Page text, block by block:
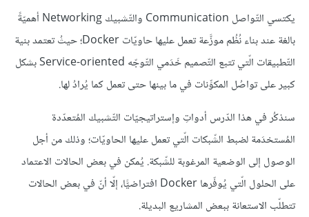
يكتسي التّواصل Communication والتّشبيك Networking أهميّةً
بالغة عند بناء نُظُم موزَّعة تعمل عليها حاويّات Docker؛ حيثُ تعتمد بنية
التّطبيقات الّتي تتبع التّصميم خَدَمي التّوجّه Service-oriented بشكل
كبير على تواصُل المكوِّنات في ما بينها حتى تعمل كما يُرادُ لها.
سنذكُر في هذا الدّرس أدواتِ وإستراتيجيّات التّشبيك المُتعدّدة
المُستخدَمة لضبط الشّبكات الّتي تعمل عليها الحاويّات؛ وذلك من أجل
الوصول إلى الوضعية المرغوبة للشّبكة. يُمكن في بعض الحالات الاعتماد
على الحلول الّتي يُوفّرها Docker افتراضيًّا، إلّا أنّ في بعض الحالات
تتطلّب الاستعانة ببعض المشاريع البديلة.